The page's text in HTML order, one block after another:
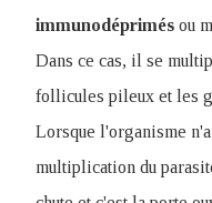
immunodéprimés ou
Dans ce cas, il se
follicules pileux et les
Lorsque l'organisme
multiplication du